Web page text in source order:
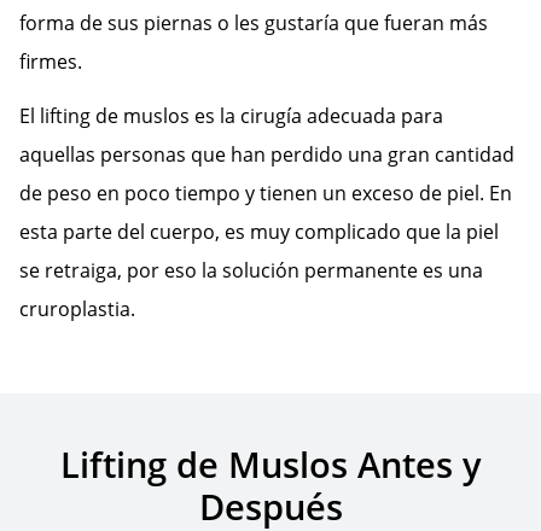
forma de sus piernas o les gustaría que fueran más
firmes.
El lifting de muslos es la cirugía adecuada para
aquellas personas que han perdido una gran cantidad
de peso en poco tiempo y tienen un exceso de piel. En
esta parte del cuerpo, es muy complicado que la piel
se retraiga, por eso la solución permanente es una
cruroplastia.
Lifting de Muslos Antes y
Después